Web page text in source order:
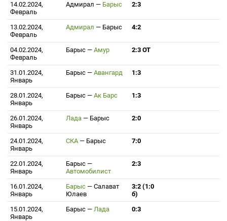
14.02.2024,
Февраль
Адмирал — Барыс 2:3
13.02.2024,
Февраль
Адмирал — Барыс 4:2
04.02.2024,
Февраль
Барыс — Амур 2:3 ОТ
31.01.2024,
Январь
Барыс — Авангард 1:3
28.01.2024,
Январь
Барыс — Ак Барс 1:3
26.01.2024,
Январь
Лада — Барыс 2:0
24.01.2024,
Январь
СКА — Барыс 7:0
22.01.2024,
Январь
Барыс —
Автомобилист
2:3
16.01.2024,
Январь
Барыс — Салават
Юлаев
3:2 (1:0
б)
15.01.2024,
Январь
Барыс — Лада 0:3